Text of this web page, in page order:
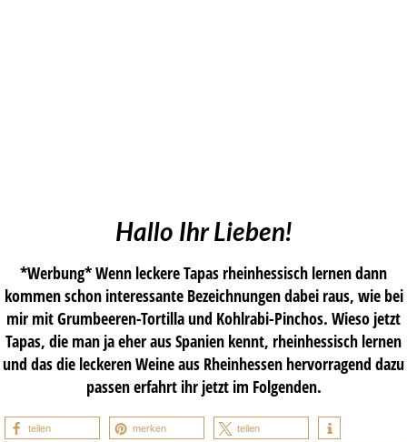
Hallo Ihr Lieben!
*Werbung* Wenn leckere Tapas rheinhessisch lernen dann
kommen schon interessante Bezeichnungen dabei raus, wie bei
mir mit Grumbeeren-Tortilla und Kohlrabi-Pinchos. Wieso jetzt
Tapas, die man ja eher aus Spanien kennt, rheinhessisch lernen
und das die leckeren Weine aus Rheinhessen hervorragend dazu
passen erfahrt ihr jetzt im Folgenden.
teilen merken teilen